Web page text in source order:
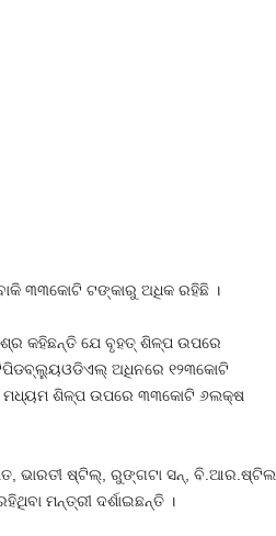
୩୩କୋଟି ଟଙ୍କାରୁ ଅଧିକ ରହିଛି ।
କହିଛନ୍ତି ଯେ ବୃହତ୍‍ ଶିଳ୍ପ ଉପରେ
ଅଧିନରେ ୧୨୩କୋଟି
ମଧ୍ୟମ ଶିଳ୍ପ ଉପରେ ୩୩କୋଟି ୬ଲକ୍ଷ
ଭାରତୀ ଷ୍ଟିଲ୍‍, ରୁଙ୍ଗଟା ସନ୍‍, ବି.ଆର.ଷ୍ଟିଲ
ମନ୍ତ୍ରୀ ଦର୍ଶାଇଛନ୍ତି ।